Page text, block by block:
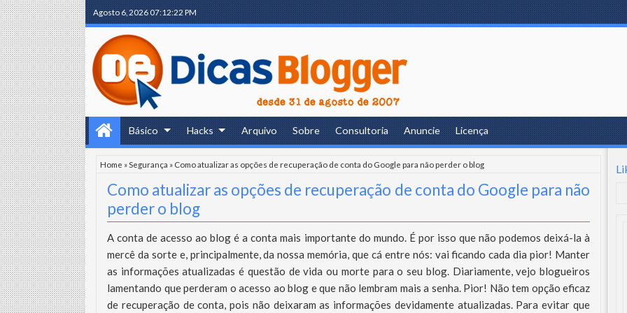
Agosto 6, 202607:12:23 PM
Básico Hacks Arquivo Sobre Consultoria Anuncie Licença
Home »Segurança » Como atualizar as opções de recuperação de conta do Google para não perder o blog
Como atualizar as opções de recuperação de conta do Google para não
perder o blog
A conta de acesso ao blog é a conta mais importante do mundo. É por isso que não podemos deixá-la à
mercê da sorte e, principalmente, da nossa memória, que cá entre nós: vai ficando cada dia pior! Manter
as informações atualizadas é questão de vida ou morte para o seu blog. Diariamente, vejo blogueiros
lamentando que perderam o acesso ao blog e que não lembram mais a senha. Pior! Não tem opção eficaz
de recuperação de conta, pois não deixaram as informações devidamente atualizadas. Para evitar que